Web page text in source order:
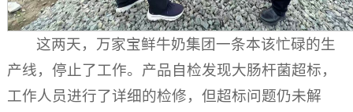
这两天，万家宝鲜牛奶集团一条本该忙碌的生
产线，停止了工作。产品自检发现大肠杆菌超标，
工作人员进行了详细的检修，但超标问题仍未解